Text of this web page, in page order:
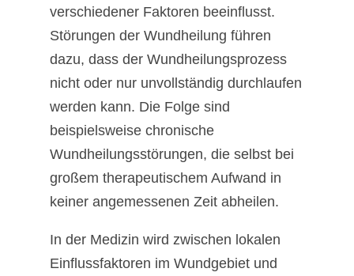
verschiedener Faktoren beeinflusst.
Störungen der Wundheilung führen
dazu, dass der Wundheilungsprozess
nicht oder nur unvollständig durchlaufen
werden kann. Die Folge sind
beispielsweise chronische
Wundheilungsstörungen, die selbst bei
großem therapeutischem Aufwand in
keiner angemessenen Zeit abheilen.
In der Medizin wird zwischen lokalen
Einflussfaktoren im Wundgebiet und